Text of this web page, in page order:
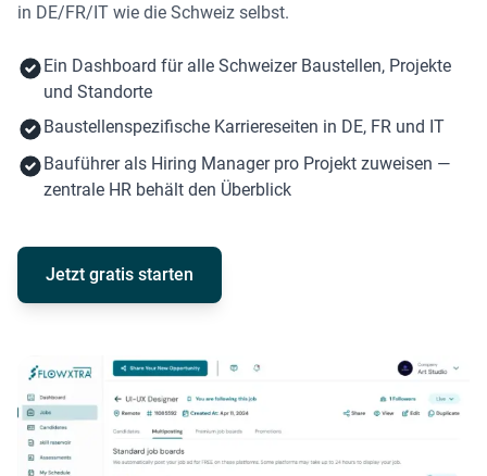
in DE/FR/IT wie die Schweiz selbst.
Ein Dashboard für alle Schweizer Baustellen, Projekte
und Standorte
Baustellenspezifische Karriereseiten in DE, FR und IT
Bauführer als Hiring Manager pro Projekt zuweisen —
zentrale HR behält den Überblick
Jetzt gratis starten